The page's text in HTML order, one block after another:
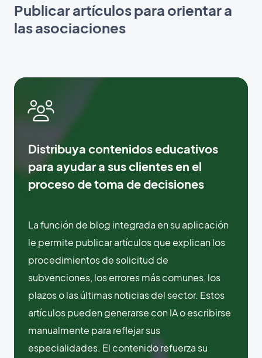
Publicar artículos para orientar a
las asociaciones
Distribuya contenidos educativos
para ayudar a sus clientes en el
proceso de toma de decisiones
La función de blog integrada en su aplicación
le permite publicar artículos que explican los
procedimientos de solicitud de
subvenciones, los errores más comunes, los
plazos o las últimas noticias del sector. Estos
artículos pueden generarse con IA o escribirse
manualmente para reflejar sus
especialidades. El contenido refuerza su